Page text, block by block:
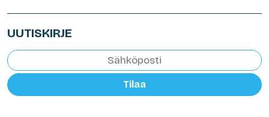
UUTISKIRJE
Tilaa